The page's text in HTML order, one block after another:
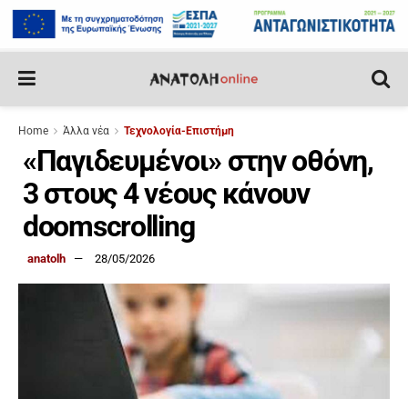
Home Άλλα νέα Τεχνολογία-Επιστήμη
«Παγιδευμένοι» στην οθόνη,
3 στους 4 νέους κάνουν
doomscrolling
anatolh 28/05/2026